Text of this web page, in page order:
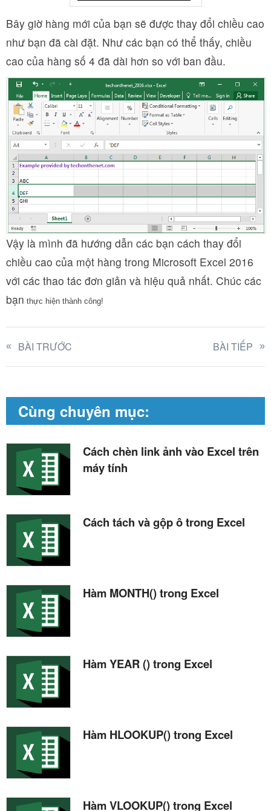
Bây giờ hàng mới của bạn sẽ được thay đổi chiều cao
như bạn đã cài đặt. Như các bạn có thể thấy, chiều
cao của hàng số 4 đã dài hơn so với ban đầu.
Vậy là mình đã hướng dẫn các bạn cách thay đổi
chiều cao của một hàng trong Microsoft Excel 2016
với các thao tác đơn giản và hiệu quả nhất. Chúc các
bạn thực hiện thành công!
BÀI TRƯỚC BÀI TIẾP
Cùng chuyên mục:
Cách chèn link ảnh vào Excel trên
máy tính
Cách tách và gộp ô trong Excel
Hàm MONTH() trong Excel
Hàm YEAR () trong Excel
Hàm HLOOKUP() trong Excel
Hàm VLOOKUP() trong Excel